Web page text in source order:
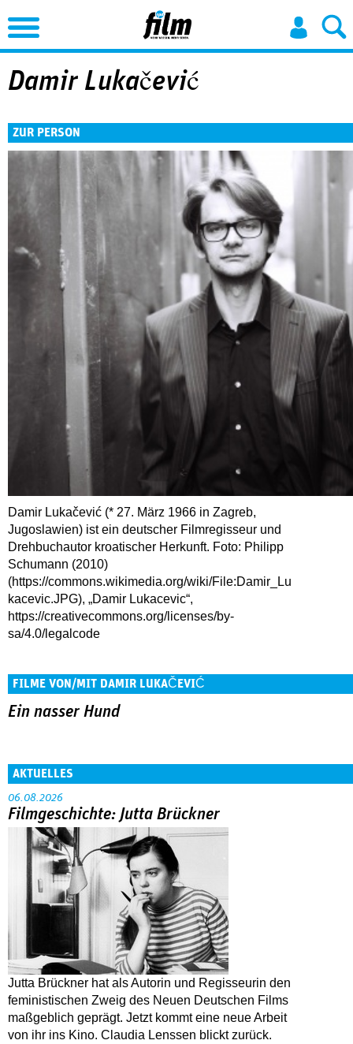
Jump to Navigation
Damir Lukačević
ZUR PERSON
Damir Lukačević (* 27. März 1966 in Zagreb,
Jugoslawien) ist ein deutscher Filmregisseur und
Drehbuchautor kroatischer Herkunft. Foto: Philipp
Schumann (2010)
(https://commons.wikimedia.org/wiki/File:Damir_Lu
kacevic.JPG), „Damir Lukacevic“,
https://creativecommons.org/licenses/by-
sa/4.0/legalcode
FILME VON/MIT DAMIR LUKAČEVIĆ
Ein nasser Hund
AKTUELLES
06.08.2026
Filmgeschichte: Jutta Brückner
Jutta Brückner hat als Autorin und Regisseurin den
feministischen Zweig des Neuen Deutschen Films
maßgeblich geprägt. Jetzt kommt eine neue Arbeit
von ihr ins Kino. Claudia Lenssen blickt zurück.